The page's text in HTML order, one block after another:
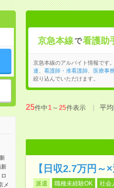
新
メ
京急本線で看護助
京急本線のアルバイト情報です。
連
看護師・准看護師、 医療事
絞り込んでいただけます。
25件中1～25件表示 平
【日収2.7万円～
派遣 職種未経験OK 社会